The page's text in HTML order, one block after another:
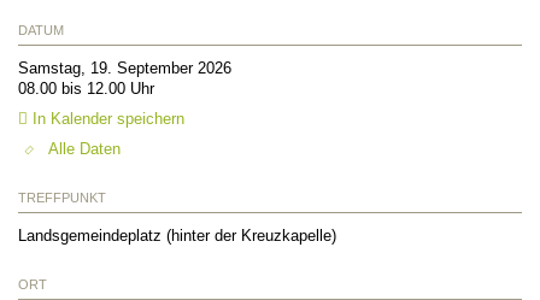
DATUM
Samstag, 19. September 2026
08.00 bis 12.00 Uhr
In Kalender speichern
Alle Daten
TREFFPUNKT
Landsgemeindeplatz (hinter der Kreuzkapelle)
ORT